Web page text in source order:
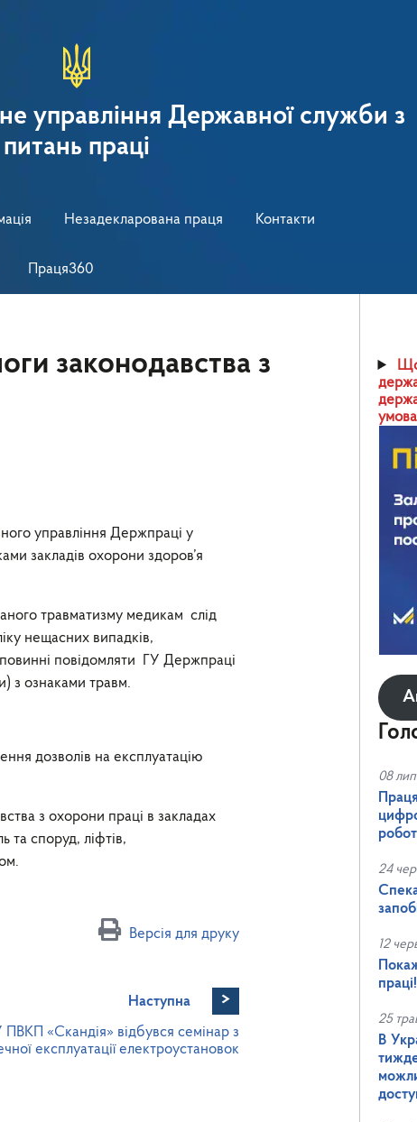
управління Державної служби з
питань праці
Незадекларована праця Контакти
Праця360
законодавства з
управління Держпраці у
закладів охорони здоров’я
травматизму медикам слід
нещасних випадків,
повідомляти ГУ Держпраці
з ознаками травм.
дозволів на експлуатацію
з охорони праці в закладах
та споруд, ліфтів,
Версія для друку
Наступна >
ПВКП «Скандія» відбувся семінар з
експлуатації електроустановок
08
24
12
праці!
25
В